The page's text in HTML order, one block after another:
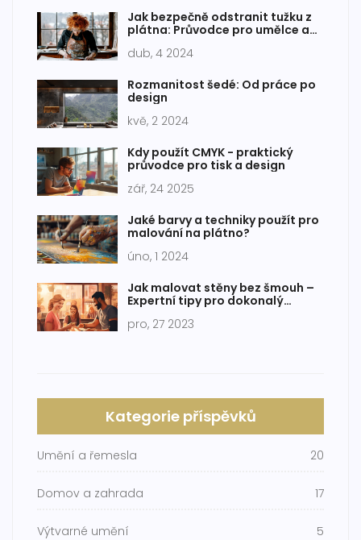
Jak bezpečně odstranit tužku z
plátna: Průvodce pro umělce a
dub, 4 2024
Rozmanitost šedé: Od práce po
design
kvě, 2 2024
Kdy použít CMYK - praktický
průvodce pro tisk a design
zář, 24 2025
Jaké barvy a techniky použít pro
malování na plátno?
úno, 1 2024
Jak malovat stěny bez šmouh –
Expertní tipy pro dokonalý
pro, 27 2023
Kategorie příspěvků
Umění a řemesla 20
Domov a zahrada 17
Výtvarné umění 5